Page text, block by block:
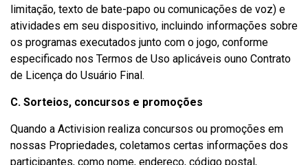
limitação, texto de bate-papo ou comunicações de voz) e
atividades em seu dispositivo, incluindo informações sobre
os programas executados junto com o jogo, conforme
especificado nos Termos de Uso aplicáveis ouno Contrato
de Licença do Usuário Final.
C. Sorteios, concursos e promoções
Quando a Activision realiza concursos ou promoções em
nossas Propriedades, coletamos certas informações dos
participantes, como nome, endereço, código postal,